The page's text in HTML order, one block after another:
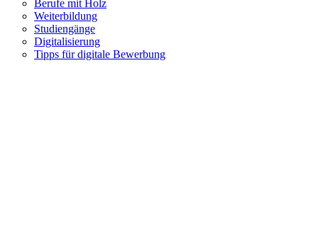
Berufe mit Holz
Weiterbildung
Studiengänge
Digitalisierung
Tipps für digitale Bewerbung